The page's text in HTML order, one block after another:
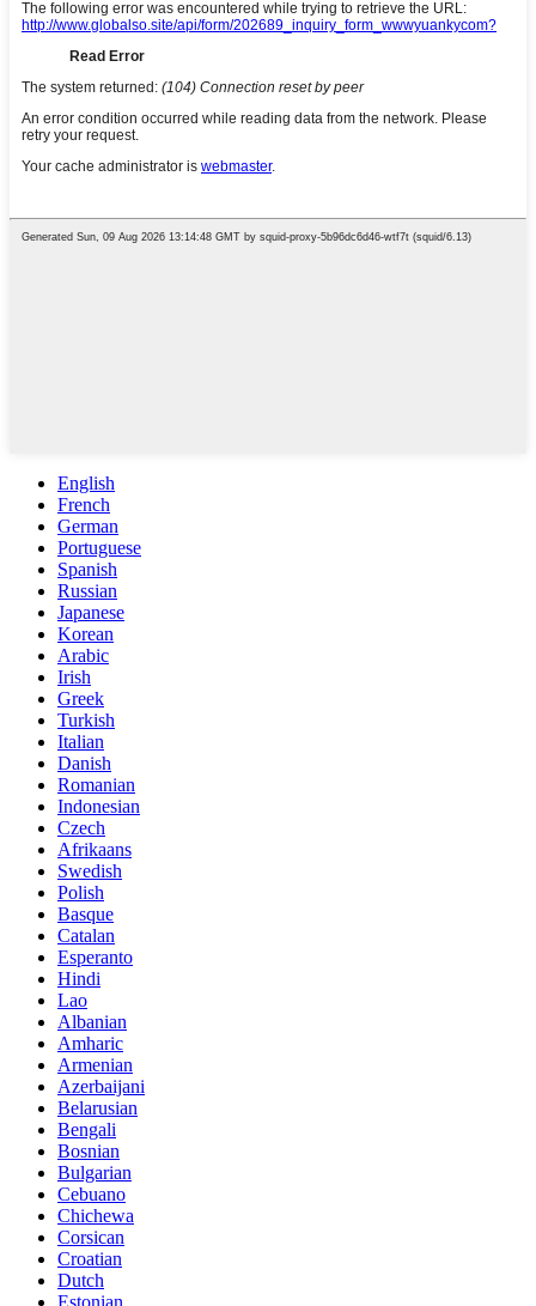
English
French
German
Portuguese
Spanish
Russian
Japanese
Korean
Arabic
Irish
Greek
Turkish
Italian
Danish
Romanian
Indonesian
Czech
Afrikaans
Swedish
Polish
Basque
Catalan
Esperanto
Hindi
Lao
Albanian
Amharic
Armenian
Azerbaijani
Belarusian
Bengali
Bosnian
Bulgarian
Cebuano
Chichewa
Corsican
Croatian
Dutch